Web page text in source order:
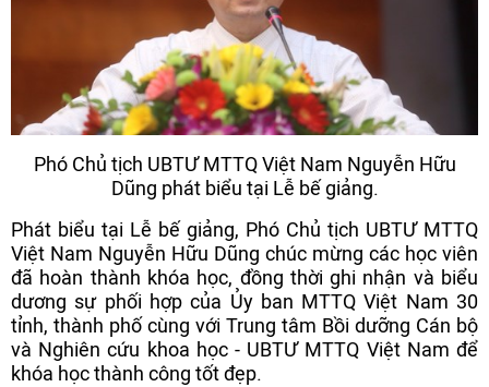
Phó Chủ tịch UBTƯ MTTQ Việt Nam Nguyễn Hữu
Dũng phát biểu tại Lễ bế giảng.
Phát biểu tại Lễ bế giảng, Phó Chủ tịch UBTƯ MTTQ
Việt Nam Nguyễn Hữu Dũng chúc mừng các học viên
đã hoàn thành khóa học, đồng thời ghi nhận và biểu
dương sự phối hợp của Ủy ban MTTQ Việt Nam 30
tỉnh, thành phố cùng với Trung tâm Bồi dưỡng Cán bộ
và Nghiên cứu khoa học - UBTƯ MTTQ Việt Nam để
khóa học thành công tốt đẹp.